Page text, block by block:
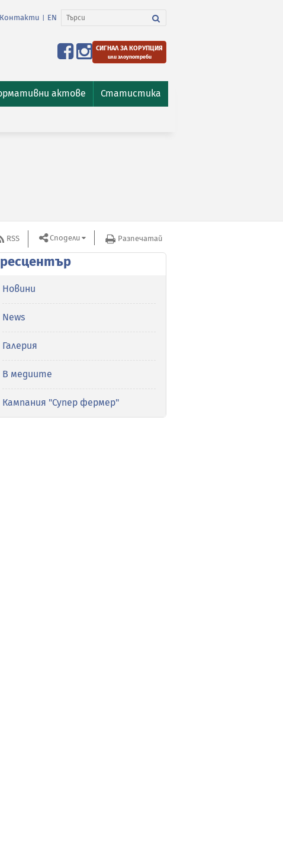
Контакти EN
СИГНАЛ ЗА КОРУПЦИЯ
или злоупотреби
актове Статистика
RSS Сподели Разпечатай
Новини
News
Галерия
В медиите
Кампания "Супер фермер"